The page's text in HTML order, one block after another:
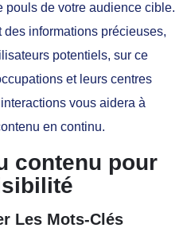
pouls de votre audience cible.
informations précieuses,
potentiels, sur ce
et leurs centres
vous aidera à
en continu.
contenu pour
Les Mots-Clés